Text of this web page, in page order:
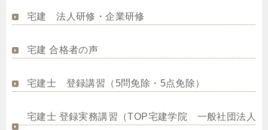
宅建 法人研修・企業研修
宅建 合格者の声
宅建士 登録講習（5問免除・5点免除）
宅建士 登録実務講習（TOP宅建学院 一般社団法人